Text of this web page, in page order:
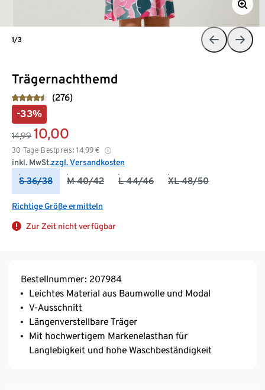
Trägernachthemd
(276)
-33%
14,99 10,00
30-Tage-Bestpreis: 14,99 €
inkl. MwSt.zzgl. Versandkosten
S 36/38 M 40/42 L 44/46 XL 48/50
Richtige Größe ermitteln
Zur Zeit nicht verfügbar
1/3
Bestellnummer: 207984
Leichtes Material aus Baumwolle und Modal
V-Ausschnitt
Längenverstellbare Träger
Mit hochwertigem Markenelasthan für
Langlebigkeit und hohe Waschbeständigkeit